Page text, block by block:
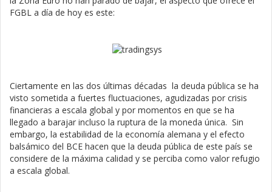
FGBL a día de hoy es este:
Ciertamente en las dos últimas décadas la deuda pública se ha
visto sometida a fuertes fluctuaciones, agudizadas por crisis
financieras a escala global y por momentos en que se ha
llegado a barajar incluso la ruptura de la moneda única. Sin
embargo, la estabilidad de la economía alemana y el efecto
balsámico del BCE hacen que la deuda pública de este país se
considere de la máxima calidad y se perciba como valor refugio
a escala global.